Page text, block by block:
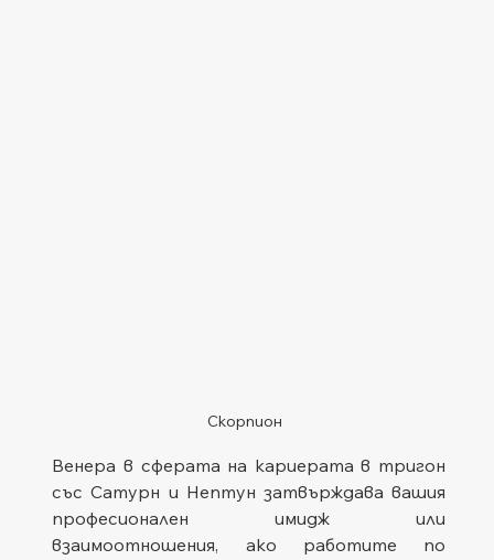
Скорпион
Венера в сферата на кариерата в тригон
със Сатурн и Нептун затвърждава вашия
професионален имидж или
взаимоотношения, ако работите по